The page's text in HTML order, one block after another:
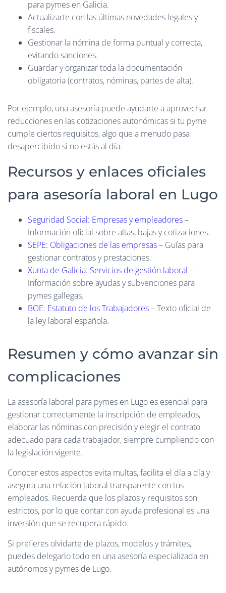
para pymes en Galicia.
Actualizarte con las últimas novedades legales y
fiscales.
Gestionar la nómina de forma puntual y correcta,
evitando sanciones.
Guardar y organizar toda la documentación
obligatoria (contratos, nóminas, partes de alta).
Por ejemplo, una asesoría puede ayudarte a aprovechar
reducciones en las cotizaciones autonómicas si tu pyme
cumple ciertos requisitos, algo que a menudo pasa
desapercibido si no estás al día.
Recursos y enlaces oficiales
para asesoría laboral en Lugo
Seguridad Social: Empresas y empleadores–
Información oficial sobre altas, bajas y cotizaciones.
SEPE: Obligaciones de las empresas– Guías para
gestionar contratos y prestaciones.
Xunta de Galicia: Servicios de gestión laboral –
Información sobre ayudas y subvenciones para
pymes gallegas.
BOE: Estatuto de los Trabajadores– Texto oficial de
la ley laboral española.
Resumen y cómo avanzar sin
complicaciones
La asesoría laboral para pymes en Lugo es esencial para
gestionar correctamente la inscripción de empleados,
elaborar las nóminas con precisión y elegir el contrato
adecuado para cada trabajador, siempre cumpliendo con
la legislación vigente.
Conocer estos aspectos evita multas, facilita el día a día y
asegura una relación laboral transparente con tus
empleados. Recuerda que los plazos y requisitos son
estrictos, por lo que contar con ayuda profesional es una
inversión que se recupera rápido.
Si prefieres olvidarte de plazos, modelos y trámites,
puedes delegarlo todo en una asesoría especializada en
autónomos y pymes de Lugo.